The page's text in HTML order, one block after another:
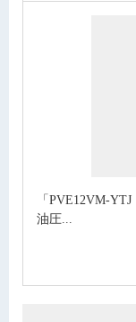
「PVE12VM-
油圧...